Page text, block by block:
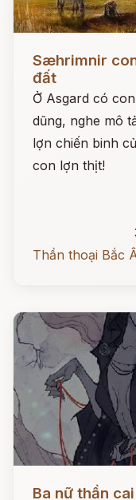
Sæhrimnir
đất
Ở Asgard có
dũng, nghe mô
lợn chiến binh
con lợn thịt!
Thần thoại Bắc
Ba nữ thần